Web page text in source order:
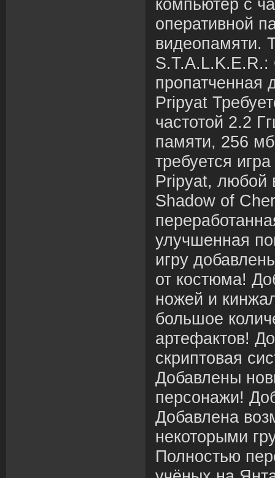
компьютер с
оперативной
видеопамяти.
S.T.A.L.K.E.R.:
пропатченная
Pripyat
частотой 2.2
памяти, 256
требуется
Pripyat, любой
Shadow of
улучшенная
игру
от костюма!
ножей и
большое
артефактов!
скриптовая
Добавлены
персонажи!
Добавлена
некоторыми
Полностью